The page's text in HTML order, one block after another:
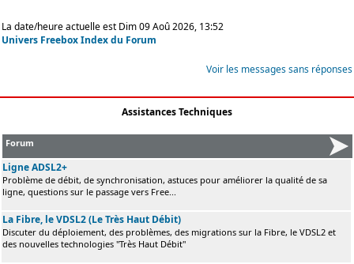
La date/heure actuelle est Dim 09 Aoû 2026, 13:52
Univers Freebox Index du Forum
Voir les messages sans réponses
Assistances Techniques
Forum
Ligne ADSL2+
Problème de débit, de synchronisation, astuces pour améliorer la qualité de sa
ligne, questions sur le passage vers Free...
La Fibre, le VDSL2 (Le Très Haut Débit)
Discuter du déploiement, des problèmes, des migrations sur la Fibre, le VDSL2 et
des nouvelles technologies "Très Haut Débit"